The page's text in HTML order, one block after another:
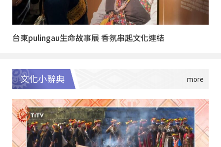
台東pulingau生命故事展 香氛串起文化連結
文化小辭典